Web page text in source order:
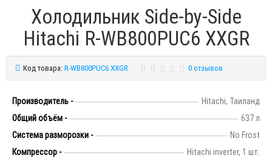
Холодильник Side-by-Side
Hitachi R-WB800PUC6 XXGR
Код товара:R-WB800PUC6 XXGR 0 отзывов
Производитель -
Hitachi, Таиланд
Общий объём -
637 л
Система разморозки -
No Frost
Компрессор -
Hitachi inverter, 1 шт.